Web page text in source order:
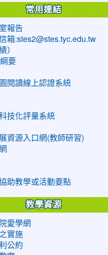
常用連結
報告
箱:stes2@stes.tyc.edu.tw
）
要
閱讀線上認證系統
技化評量系統
資源入口網(教師研習)
助教學或活動要點
教學資源
愛學網
實施
公約